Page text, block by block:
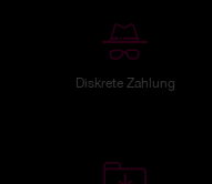
Diskrete Zahlung